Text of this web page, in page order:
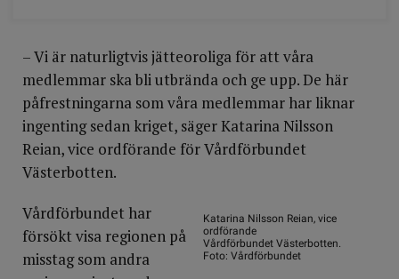
– Vi är naturligtvis jätteoroliga för att våra
medlemmar ska bli utbrända och ge upp. De här
påfrestningarna som våra medlemmar har liknar
ingenting sedan kriget, säger Katarina Nilsson
Reian, vice ordförande för Vårdförbundet
Västerbotten.
Katarina Nilsson Reian, vice
ordförande
Vårdförbundet Västerbotten.
Foto: Vårdförbundet
Vårdförbundet har
försökt visa regionen på
misstag som andra